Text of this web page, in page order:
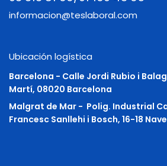
informacion@teslaboral.com
Ubicación logística
Barcelona - Calle Jordi Rubio i
Martí, 08020 Barcelona
Malgrat de Mar - Polig. Industrial
Francesc Sanllehi i Bosch, 16-18